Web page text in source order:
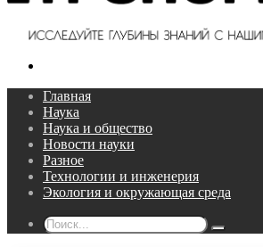
Главная
Наука
Наука и общество
Новости науки
Разное
Технологии и инженерия
Экология и окружающая среда
Поиск...